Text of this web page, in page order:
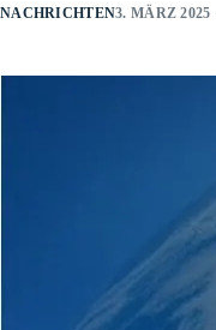
NACHRICHTEN3. MÄRZ 2025